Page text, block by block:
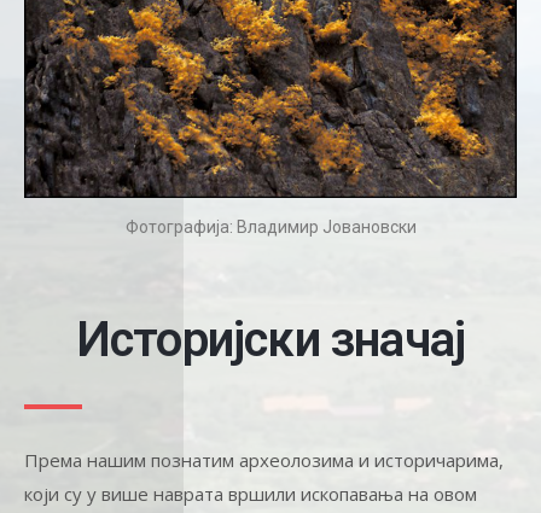
Фотографија: Владимир Јовановски
Историјски значај
Према нашим познатим археолозима и историчарима,
који су у више наврата вршили ископавања на овом